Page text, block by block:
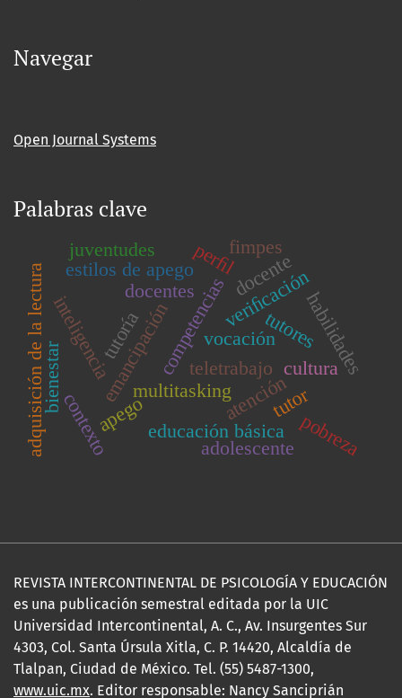
Navegar
Open Journal Systems
Palabras clave
multitaskingatención
emancipación
veriﬁcación
inteligencia competencias tutores
docentes
teletrabajo
apego
cultura
estilos de apego
adquisición de la lectura educación básica
docente
vocación
adolescente
tutor
tutoría habilidades
contexto
perﬁl
bienestar
juventudes
pobreza
fimpes
REVISTA INTERCONTINENTAL DE PSICOLOGÍA Y EDUCACIÓN
es una publicación semestral editada por la UIC
Universidad Intercontinental, A. C., Av. Insurgentes Sur
4303, Col. Santa Úrsula Xitla, C. P. 14420, Alcaldía de
Tlalpan, Ciudad de México. Tel. (55) 5487-1300,
www.uic.mx. Editor responsable: Nancy Sanciprián